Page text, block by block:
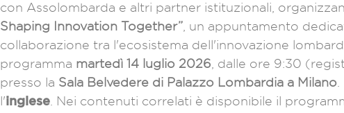
con Assolombarda e altri partner istituzionali,
Shaping Innovation Together” , un appuntamento
collaborazione tra l'ecosistema dell'innovazione
programma martedì 14 luglio 2026 , dalle ore 9:30
presso la Sala Belvedere di Palazzo Lombardia a Milano
l'inglese . Nei contenuti correlati è disponibile il